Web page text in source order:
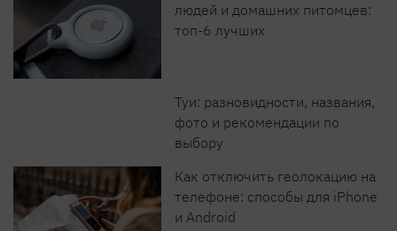
людей и домашних питомцев:
топ-6 лучших
Туи: разновидности, названия,
фото и рекомендации по
выбору
Как отключить геолокацию на
телефоне: способы для iPhone
и Android